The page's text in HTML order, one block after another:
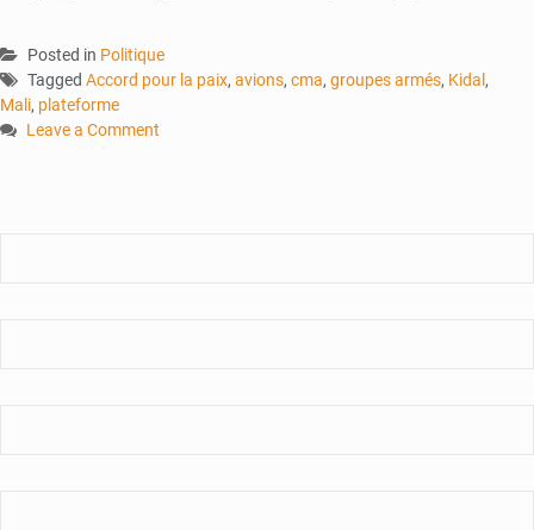
Posted in Politique
Tagged Accord pour la paix, avions, cma, groupes armés, Kidal ,
Mali, plateforme
Leave a Comment